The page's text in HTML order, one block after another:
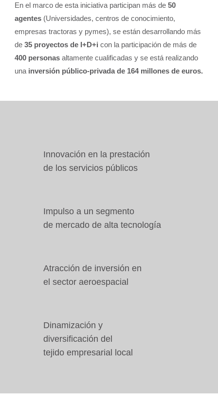
En el marco de esta iniciativa participan más de 50
agentes (Universidades, centros de conocimiento,
empresas tractoras y pymes), se están desarrollando más
de 35 proyectos de I+D+i con la participación de más de
400 personas altamente cualificadas y se está realizando
una inversión público-privada de 164 millones de euros.
Innovación en la prestación
de los servicios públicos
Impulso a un segmento
de mercado de alta tecnología
Atracción de inversión en
el sector aeroespacial
Dinamización y
diversificación del
tejido empresarial local